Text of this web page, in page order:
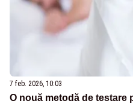
7 feb. 2026, 10:03
O nouă metodă de testare